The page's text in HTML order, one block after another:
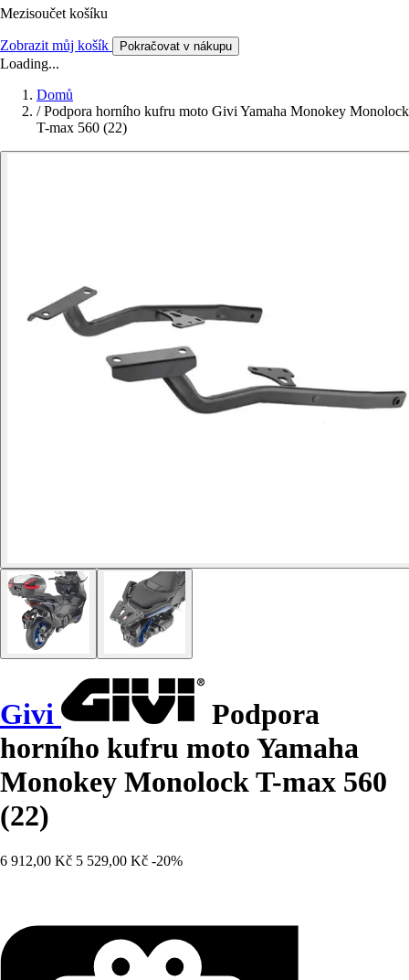
Mezisoučet košíku
Zobrazit můj košík Pokračovat v nákupu
Loading...
Domů
/ Podpora horního kufru moto Givi Yamaha Monokey Monolock
T-max 560 (22)
Givi
Podpora
horního kufru moto Yamaha
Monokey Monolock T-max 560
(22)
6 912,00 Kč 5 529,00 Kč -20%